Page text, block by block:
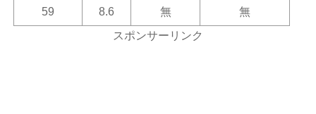
59 8.6 無
無
スポンサーリンク